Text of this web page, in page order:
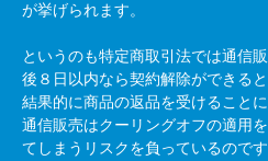
が挙げられます。
というのも特定商取引法では通信
後８日以内なら契約解除ができる
結果的に商品の返品を受けることに
通信販売はクーリングオフの適用
てしまうリスクを負っているのです